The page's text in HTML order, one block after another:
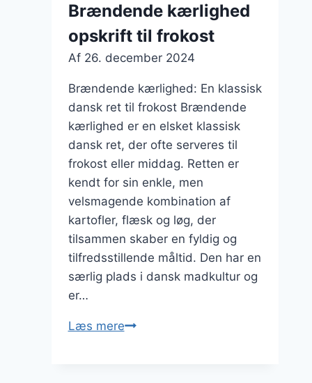
krydret
oplevelse
Brændende kærlighed
opskrift til frokost
Af 26. december 2024
Brændende kærlighed: En klassisk
dansk ret til frokost Brændende
kærlighed er en elsket klassisk
dansk ret, der ofte serveres til
frokost eller middag. Retten er
kendt for sin enkle, men
velsmagende kombination af
kartofler, flæsk og løg, der
tilsammen skaber en fyldig og
tilfredsstillende måltid. Den har en
særlig plads i dansk madkultur og
er…
Læs mereBrændende